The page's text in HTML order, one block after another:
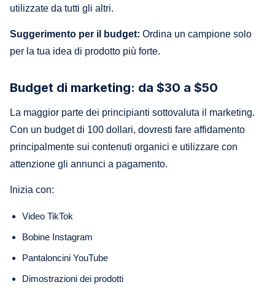
utilizzate da tutti gli altri.
Suggerimento per il budget: Ordina un campione solo
per la tua idea di prodotto più forte.
Budget di marketing: da $30 a $50
La maggior parte dei principianti sottovaluta il marketing.
Con un budget di 100 dollari, dovresti fare affidamento
principalmente sui contenuti organici e utilizzare con
attenzione gli annunci a pagamento.
Inizia con:
Video TikTok
Bobine Instagram
Pantaloncini YouTube
Dimostrazioni dei prodotti